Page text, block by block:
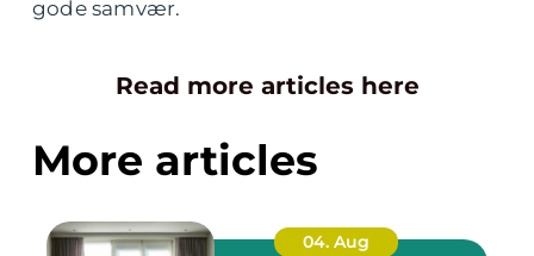
gode samvær.
Read more articles here
More articles
04. Aug